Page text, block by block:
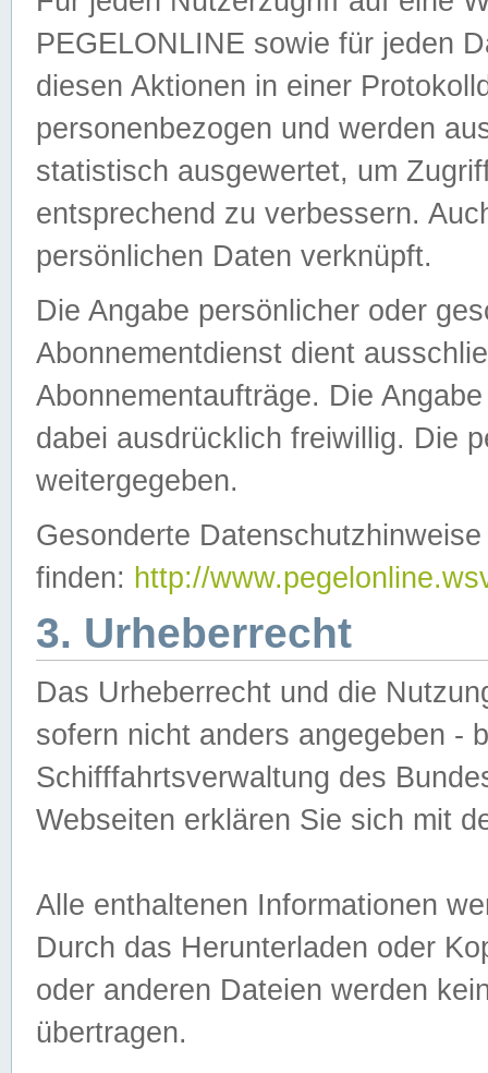
PEGELONLINE sowie für jeden
diesen Aktionen in einer
personenbezogen und werden
statistisch ausgewertet, um
entsprechend zu verbessern.
persönlichen Daten verknüpft.
Die Angabe persönlicher oder
Abonnementdienst dient
Abonnementaufträge. Die
dabei ausdrücklich freiwillig. Die
weitergegeben.
Gesonderte
finden: http://
3. Urheberrecht
Das Urheberrecht und die
sofern nicht anders angegeben -
Schifffahrtsverwaltung des
Webseiten erklären Sie sich mit
Alle enthaltenen Informationen
Durch das Herunterladen oder
oder anderen Dateien werden
übertragen.